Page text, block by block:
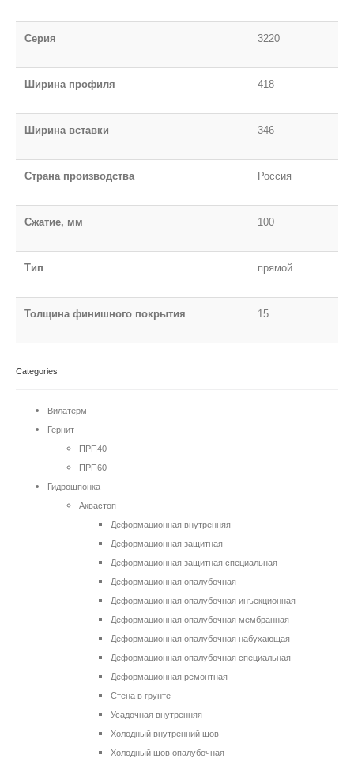
Серия 3220
Ширина профиля 418
Ширина вставки 346
Страна производства Россия
Сжатие, мм 100
Тип прямой
Толщина финишного покрытия 15
Categories
Вилатерм
Гернит
ПРП40
ПРП60
Гидрошпонка
Аквастоп
Деформационная внутренняя
Деформационная защитная
Деформационная защитная специальная
Деформационная опалубочная
Деформационная опалубочная инъекционная
Деформационная опалубочная мембранная
Деформационная опалубочная набухающая
Деформационная опалубочная специальная
Деформационная ремонтная
Стена в грунте
Усадочная внутренняя
Холодный внутренний шов
Холодный шов опалубочная